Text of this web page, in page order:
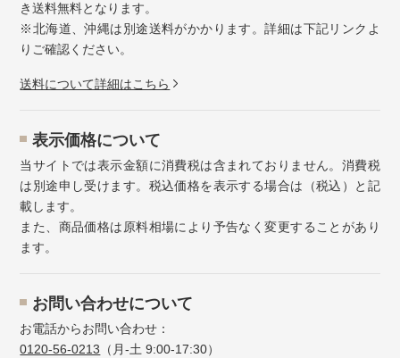
き送料無料となります。
※北海道、沖縄は別途送料がかかります。詳細は下記リンクよ
りご確認ください。
送料について詳細はこちら
表示価格について
当サイトでは表示金額に消費税は含まれておりません。消費税
は別途申し受けます。税込価格を表示する場合は（税込）と記
載します。
また、商品価格は原料相場により予告なく変更することがあり
ます。
お問い合わせについて
お電話からお問い合わせ：
0120-56-0213 （月-土 9:00-17:30）